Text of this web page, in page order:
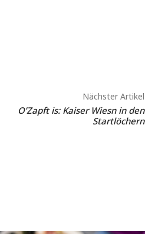
Nächster Artikel
O’Zapft is: Kaiser Wiesn in den
Startlöchern